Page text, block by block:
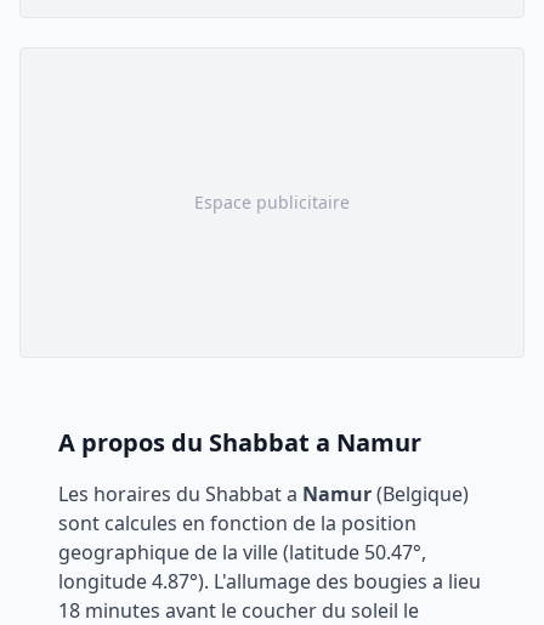
Espace publicitaire
A propos du Shabbat a Namur
Les horaires du Shabbat a Namur(Belgique)
sont calcules en fonction de la position
geographique de la ville (latitude 50.47°,
longitude4.87°). L'allumage des bougies a lieu
18 minutes avant le coucher du soleil le